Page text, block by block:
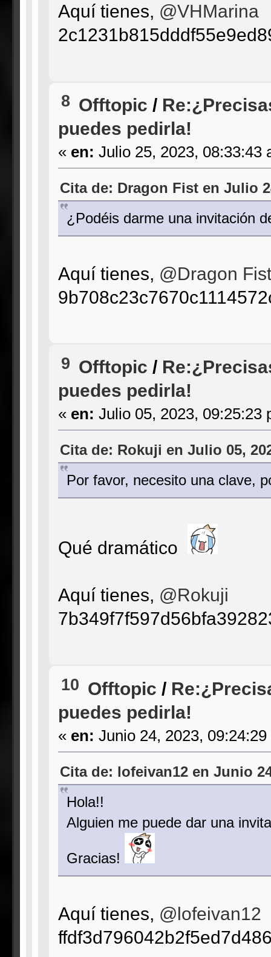
Aquí tienes, @VHMarina
8 Offtopic /
puedes pedirla!
« en: Julio 25, 2023, 08:33:43
Cita de: Dragon Fist en Julio
¿Podéis darme una invitación
Aquí tienes, @Dragon Fist
9 Offtopic /
puedes pedirla!
« en: Julio 05, 2023, 09:25:23
Cita de: Rokuji en Julio 05,
Por favor, necesito una clave,
Qué dramático
Aquí tienes, @Rokuji
10 Offtopic /
puedes pedirla!
« en: Junio 24, 2023, 09:24:29
Cita de: lofeivan12 en Junio
Hola!!
Alguien me puede dar una
Gracias!
Aquí tienes, @lofeivan12